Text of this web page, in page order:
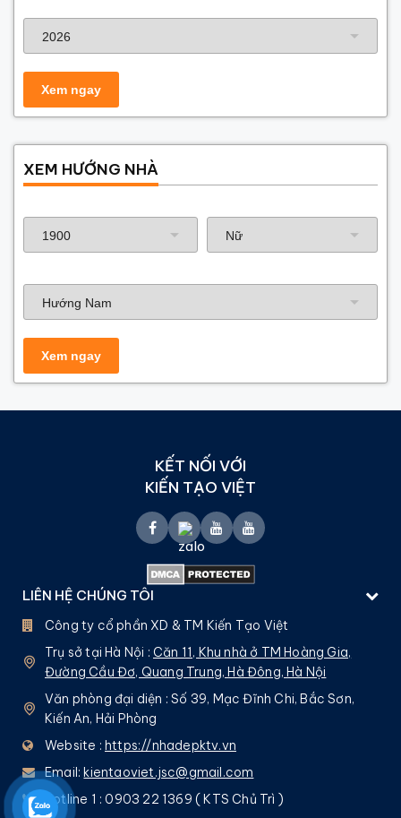
XEM HƯỚNG NHÀ
KẾT NỐI VỚI
KIẾN TẠO VIỆT
LIÊN HỆ CHÚNG TÔI
Công ty cổ phần XD & TM Kiến Tạo Việt
Trụ sở tại Hà Nội : Căn 11, Khu nhà ở TM Hoàng Gia,
Đường Cầu Đơ, Quang Trung, Hà Đông, Hà Nội
Văn phòng đại diện : Số 39, Mạc Đĩnh Chi, Bắc Sơn,
Kiến An, Hải Phòng
Website : https://nhadepktv.vn
Email:kientaoviet.jsc@gmail.com
Hotline 1 : 0903 22 1369 ( KTS Chủ Trì )